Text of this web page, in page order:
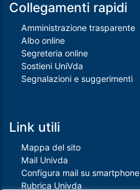
Collegamenti rapidi
Amministrazione trasparente
Albo online
Segreteria online
Sostieni UniVda
Segnalazioni e suggerimenti
Link utili
Mappa del sito
Mail Univda
Configura mail su smartphone
Rubrica Univda